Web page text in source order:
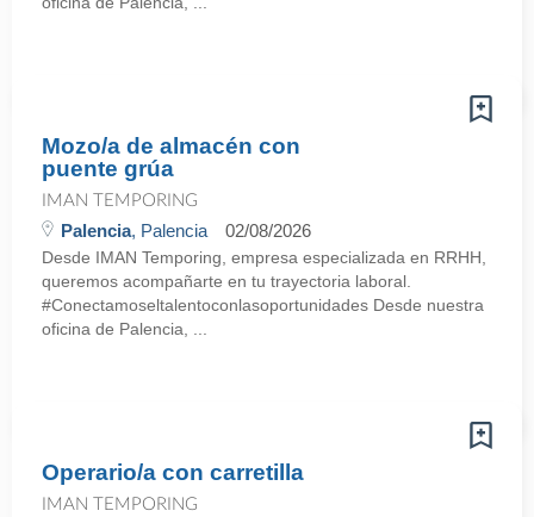
Mozo/a de almacén con
puente grúa
IMAN TEMPORING
Palencia, Palencia 02/08/2026
Desde IMAN Temporing, empresa especializada en RRHH,
queremos acompañarte en tu trayectoria laboral.
#Conectamoseltalentoconlasoportunidades Desde nuestra
oficina de Palencia, ...
Operario/a con carretilla
IMAN TEMPORING